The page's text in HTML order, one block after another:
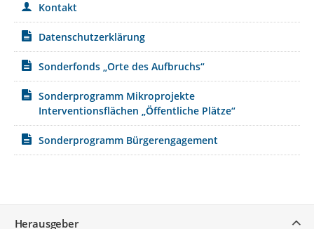
Kontakt
Datenschutzerklärung
Sonderfonds „Orte des Aufbruchs“
Sonderprogramm Mikroprojekte
Interventionsflächen „Öffentliche Plätze“
Sonderprogramm Bürgerengagement
Herausgeber